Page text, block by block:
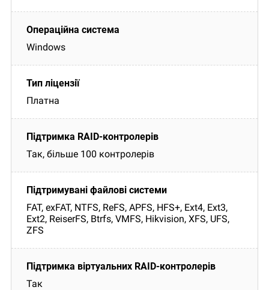
Windows
Платна
Так, більше 100 контролерів
FAT, exFAT, NTFS, ReFS, APFS, HFS+, Ext4, Ext3,
Ext2, ReiserFS, Btrfs, VMFS, Hikvision, XFS, UFS,
ZFS
Так